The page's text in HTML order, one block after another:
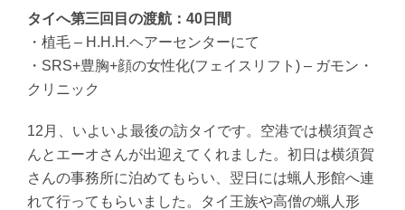
タイへ第三回目の渡航：40日間
・植毛 – H.H.H.ヘアーセンターにて
・SRS+豊胸+顔の女性化(フェイスリフト) – ガモン・
クリニック
12月、いよいよ最後の訪タイです。空港では横須賀さ
んとエーオさんが出迎えてくれました。初日は横須賀
さんの事務所に泊めてもらい、翌日には蝋人形館へ連
れて行ってもらいました。タイ王族や高僧の蝋人形